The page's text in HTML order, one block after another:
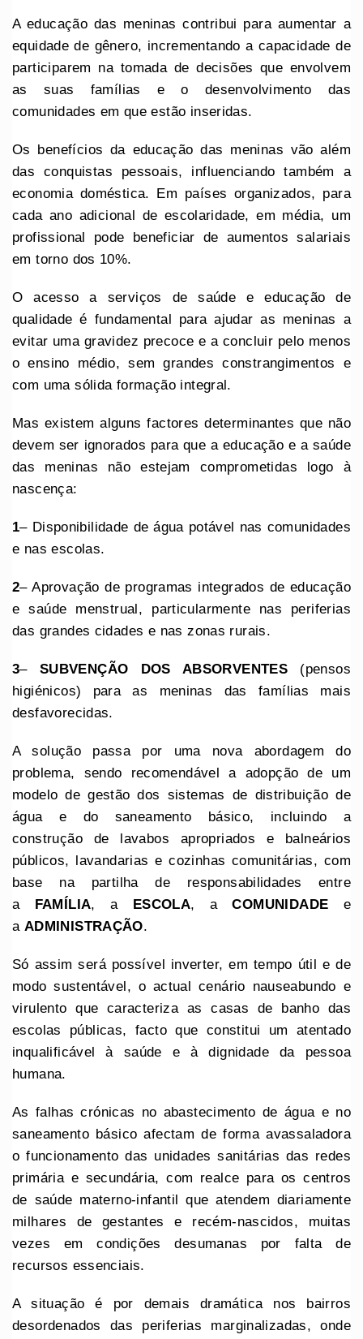
A educação das meninas contribui para aumentar a
equidade de gênero, incrementando a capacidade de
participarem na tomada de decisões que envolvem
as suas famílias e o desenvolvimento das
comunidades em que estão inseridas.
Os benefícios da educação das meninas vão além
das conquistas pessoais, influenciando também a
economia doméstica. Em países organizados, para
cada ano adicional de escolaridade, em média, um
profissional pode beneficiar de aumentos salariais
em torno dos 10%.
O acesso a serviços de saúde e educação de
qualidade é fundamental para ajudar as meninas a
evitar uma gravidez precoce e a concluir pelo menos
o ensino médio, sem grandes constrangimentos e
com uma sólida formação integral.
Mas existem alguns factores determinantes que não
devem ser ignorados para que a educação e a saúde
das meninas não estejam comprometidas logo à
nascença:
1– Disponibilidade de água potável nas comunidades
e nas escolas.
2– Aprovação de programas integrados de educação
e saúde menstrual, particularmente nas periferias
das grandes cidades e nas zonas rurais.
3–SUBVENÇÃO DOS ABSORVENTES (pensos
higiénicos) para as meninas das famílias mais
desfavorecidas.
A solução passa por uma nova abordagem do
problema, sendo recomendável a adopção de um
modelo de gestão dos sistemas de distribuição de
água e do saneamento básico, incluindo a
construção de lavabos apropriados e balneários
públicos, lavandarias e cozinhas comunitárias, com
base na partilha de responsabilidades entre
a FAMÍLIA, a ESCOLA, aCOMUNIDADE e
a ADMINISTRAÇÃO.
Só assim será possível inverter, em tempo útil e de
modo sustentável, o actual cenário nauseabundo e
virulento que caracteriza as casas de banho das
escolas públicas, facto que constitui um atentado
inqualificável à saúde e à dignidade da pessoa
humana.
As falhas crónicas no abastecimento de água e no
saneamento básico afectam de forma avassaladora
o funcionamento das unidades sanitárias das redes
primária e secundária, com realce para os centros
de saúde materno-infantil que atendem diariamente
milhares de gestantes e recém-nascidos, muitas
vezes em condições desumanas por falta de
recursos essenciais.
A situação é por demais dramática nos bairros
desordenados das periferias marginalizadas, onde